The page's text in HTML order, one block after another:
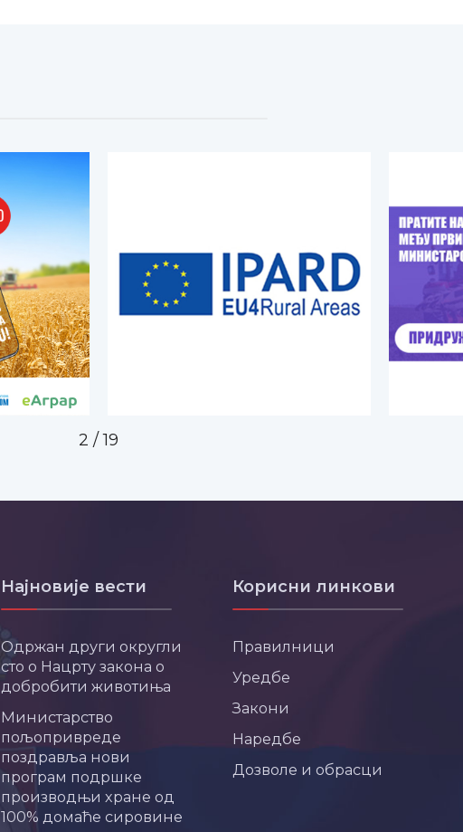
2 / 19
Најновије вести
Одржан други округли
сто о Нацрту закона о
добробити животиња
Министарство
пољопривреде
поздравља нови
програм подршке
производњи хране од
100% домаће сировине
Корисни линкови
Правилници
Уредбе
Закони
Наредбе
Дозволе и обрасци